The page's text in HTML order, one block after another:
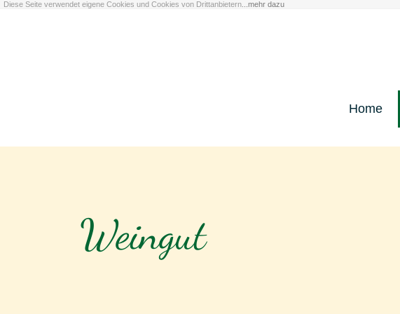
Diese Seite verwendet eigene Cookies und Cookies von Drittanbietern ...mehr dazu
Home
Weingut